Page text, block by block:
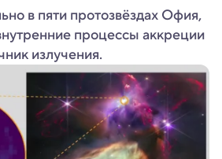
в пяти протозвёздах Офия,
процессы аккреции
излучения.